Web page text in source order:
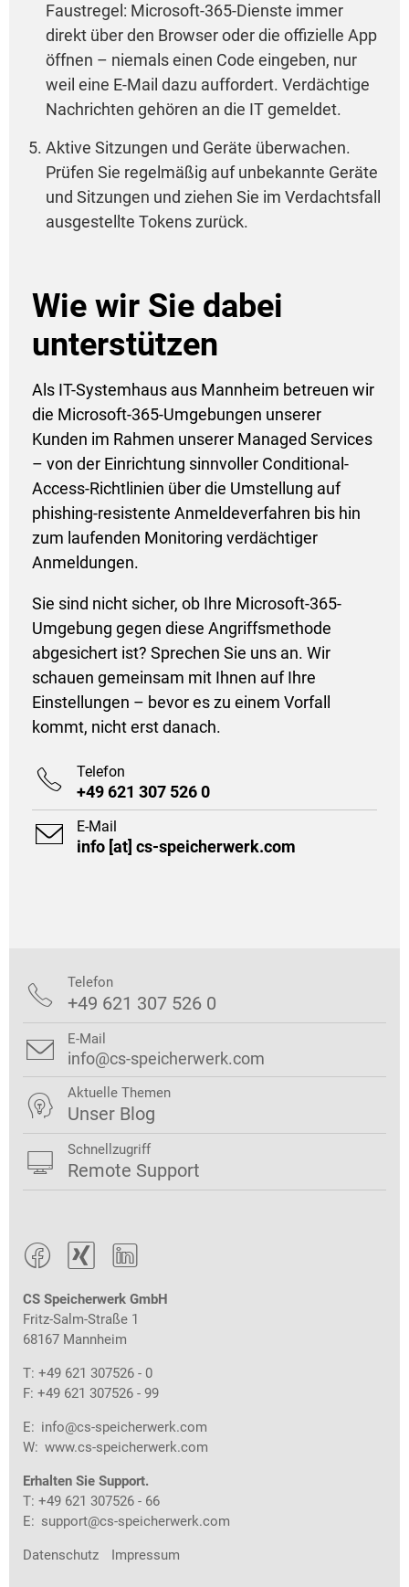
Faustregel: Microsoft-365-Dienste immer
direkt über den Browser oder die offizielle App
öffnen – niemals einen Code eingeben, nur
weil eine E-Mail dazu auffordert. Verdächtige
Nachrichten gehören an die IT gemeldet.
Aktive Sitzungen und Geräte überwachen.
Prüfen Sie regelmäßig auf unbekannte Geräte
und Sitzungen und ziehen Sie im Verdachtsfall
ausgestellte Tokens zurück.
Wie wir Sie dabei
unterstützen
Als IT-Systemhaus aus Mannheim betreuen wir
die Microsoft-365-Umgebungen unserer
Kunden im Rahmen unserer Managed Services
– von der Einrichtung sinnvoller Conditional-
Access-Richtlinien über die Umstellung auf
phishing-resistente Anmeldeverfahren bis hin
zum laufenden Monitoring verdächtiger
Anmeldungen.
Sie sind nicht sicher, ob Ihre Microsoft-365-
Umgebung gegen diese Angriffsmethode
abgesichert ist? Sprechen Sie uns an. Wir
schauen gemeinsam mit Ihnen auf Ihre
Einstellungen – bevor es zu einem Vorfall
kommt, nicht erst danach.
 Telefon
+49 621 307 526 0
 E-Mail
info [at] cs-speicherwerk.com
  
CS Speicherwerk GmbH
Fritz-Salm-Straße 1
68167 Mannheim
T: +49 621 307526 - 0
F: +49 621 307526 - 99
E: info@cs-speicherwerk.com
W: www.cs-speicherwerk.com
Erhalten Sie Support.
T: +49 621 307526 - 66
E: support@cs-speicherwerk.com
Datenschutz Impressum
 Telefon
+49 621 307 526 0
 E-Mail
info@cs-speicherwerk.com
 Aktuelle Themen
Unser Blog
 Schnellzugriff
Remote Support